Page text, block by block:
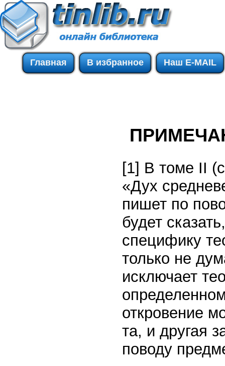
Главная В избранное Наш E-MAIL
[1] В томе II
«Дух
пишет по
будет
специфику
только не
исключает
откровение
та, и другая
поводу